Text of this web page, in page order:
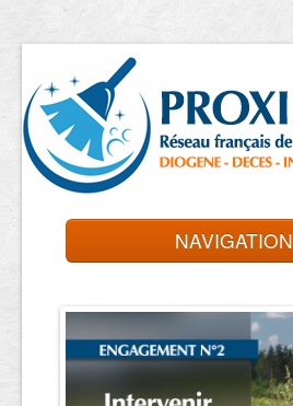
NAVIGATION
Trouver un professionnel
Contact et devis